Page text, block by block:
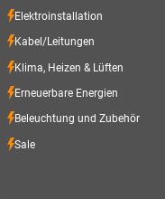
Elektroinstallation
Kabel/Leitungen
Klima, Heizen & Lüften
Erneuerbare Energien
Beleuchtung und Zubehör
Sale